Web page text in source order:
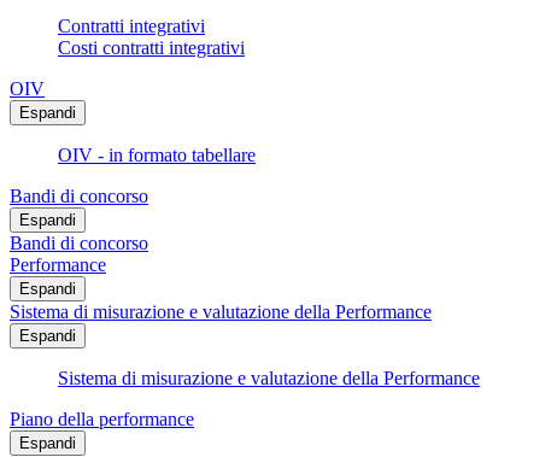
Contratti integrativi
Costi contratti integrativi
OIV
Espandi
OIV - in formato tabellare
Bandi di concorso
Espandi
Bandi di concorso
Performance
Espandi
Sistema di misurazione e valutazione della Performance
Espandi
Sistema di misurazione e valutazione della Performance
Piano della performance
Espandi